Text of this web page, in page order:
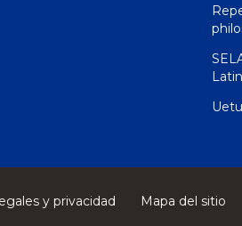
y privacidad Mapa del sitio